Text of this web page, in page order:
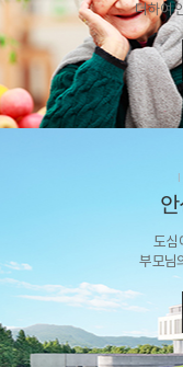
더하여
도심
부모님